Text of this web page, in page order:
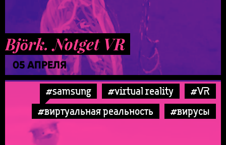
Björk. Notget VR
05 АПРЕЛЯ
#samsung #virtual reality
#VR
#виртуальная реальность
#вирусы